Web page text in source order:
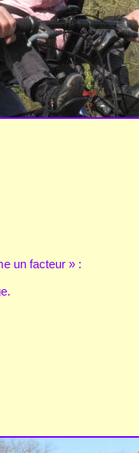
un facteur » :